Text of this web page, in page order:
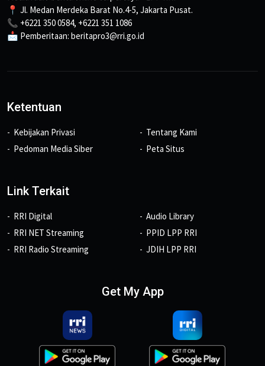
📍 Jl. Medan Merdeka Barat No.4-5, Jakarta Pusat.
📞 +6221 350 0584, +6221 351 1086
📩 Pemberitaan: beritapro3@rri.go.id
Ketentuan
Kebijakan Privasi
Pedoman Media Siber
Tentang Kami
Peta Situs
Link Terkait
RRI Digital
RRI NET Streaming
RRI Radio Streaming
Audio Library
PPID LPP RRI
JDIH LPP RRI
Get My App